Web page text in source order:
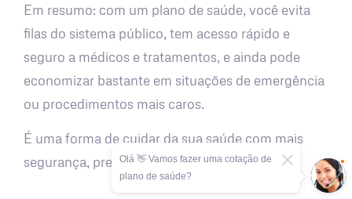
Em resumo: com um plano de saúde, você evita
filas do sistema público, tem acesso rápido e
seguro a médicos e tratamentos, e ainda pode
economizar bastante em situações de emergência
ou procedimentos mais caros.
É uma forma de cuidar da sua saúde com mais
segurança, previsibilidade e tranquilidade.
Olá 👋 Vamos fazer uma cotação de
plano de saúde?